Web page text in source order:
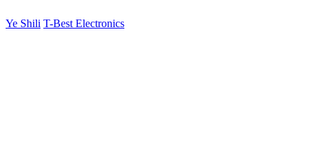
Ye Shili T-Best Electronics